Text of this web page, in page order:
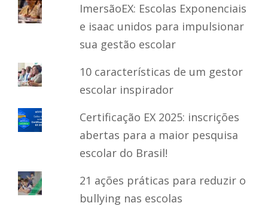
ImersãoEX: Escolas Exponenciais
e isaac unidos para impulsionar
sua gestão escolar
10 características de um gestor
escolar inspirador
Certificação EX 2025: inscrições
abertas para a maior pesquisa
escolar do Brasil!
21 ações práticas para reduzir o
bullying nas escolas